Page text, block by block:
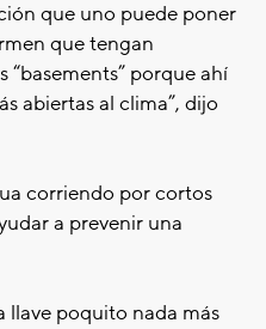
que uno puede poner
que tengan
porque ahí
abiertas al clima”, dijo
corriendo por cortos
a prevenir una
llave poquito nada más